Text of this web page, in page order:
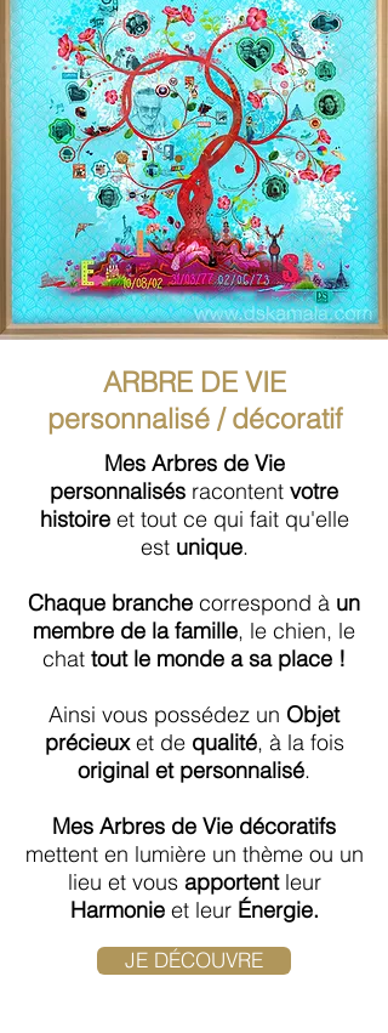
ARBRE DE VIE
personnalisé / décoratif
Mes Arbres de Vie
personnalisés racontent votre
histoireet tout ce qui fait qu'elle
est unique.
Chaque branche correspond à un
membre de la famille, le chien, le
chat tout le monde a sa place !
Ainsi vous possédez un Objet
précieuxet de qualité, à la fois
original et personnalisé.
Mes Arbres de Vie décoratifs
mettent en lumière un thème ou un
lieu et vousapportent leur
Harmonie et leurÉnergie.
JE DÉCOUVRE